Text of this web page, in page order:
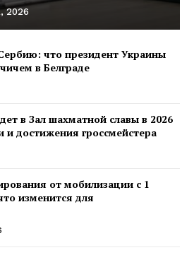
2026
что президент Украины
в Белграде
в Зал шахматной славы в 2026
и достижения гроссмейстера
от мобилизации с 1
изменится для